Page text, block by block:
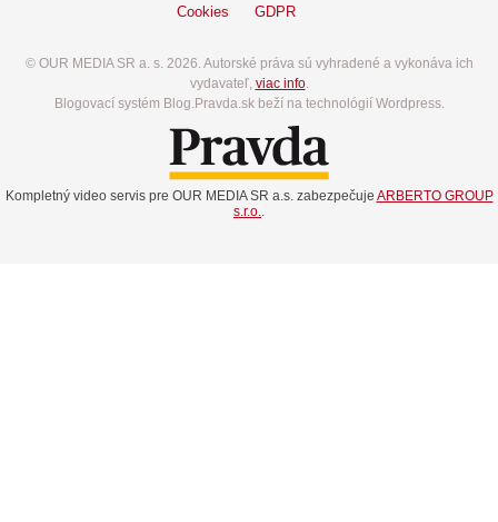
Cookies GDPR
© OUR MEDIA SR a. s. 2026. Autorské práva sú vyhradené a vykonáva ich
vydavateľ, viac info.
Blogovací systém Blog.Pravda.sk beží na technológií Wordpress.
Kompletný video servis pre OUR MEDIA SR a.s. zabezpečuje ARBERTO GROUP
s.r.o..